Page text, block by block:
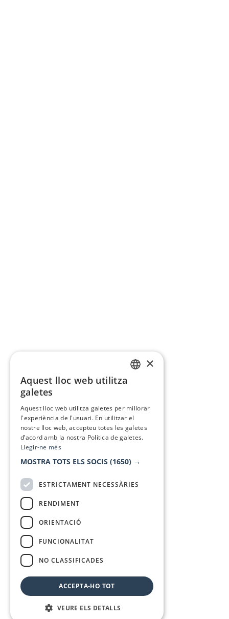
×
Aquest lloc web utilitza
galetes
Aquest lloc web utilitza galetes per millorar
l'experiència de l'usuari. En utilitzar el
nostre lloc web, accepteu totes les galetes
d’acord amb la nostra Política de galetes.
Llegir-ne més
MOSTRA TOTS ELS SOCIS (1650) →
ESTRICTAMENT NECESSÀRIES
RENDIMENT
ORIENTACIÓ
FUNCIONALITAT
NO CLASSIFICADES
ACCEPTA-HO TOT
VEURE ELS DETALLS